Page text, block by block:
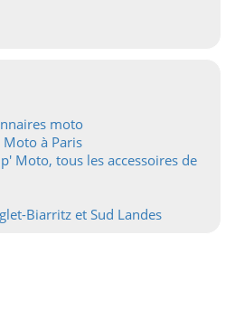
moto
à Paris
Moto, tous les accessoires de
Biarritz et Sud Landes